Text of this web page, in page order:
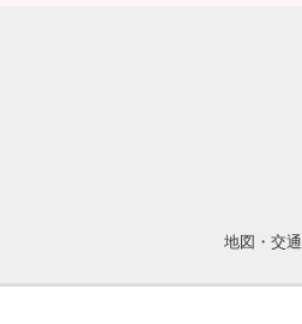
地図・交通